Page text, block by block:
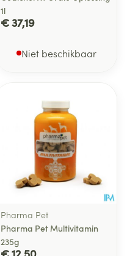
1l
€ 37,19
Niet beschikbaar
Pharma Pet
Pharma Pet Multivitamin
235g